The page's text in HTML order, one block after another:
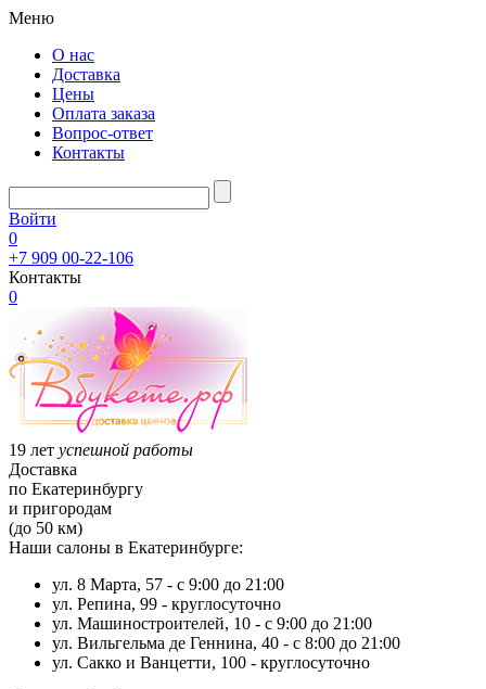
Меню
О нас
Доставка
Цены
Оплата заказа
Вопрос-ответ
Контакты
Войти
0
+7 909 00-22-106
Контакты
0
19 лет успешной работы
Доставка
по Екатеринбургу
и пригородам
(до 50 км)
Наши салоны в Екатеринбурге:
ул. 8 Марта, 57 - с 9:00 до 21:00
ул. Репина, 99 - круглосуточно
ул. Машиностроителей, 10 - с 9:00 до 21:00
ул. Вильгельма де Геннина, 40 - с 8:00 до 21:00
ул. Сакко и Ванцетти, 100 - круглосуточно